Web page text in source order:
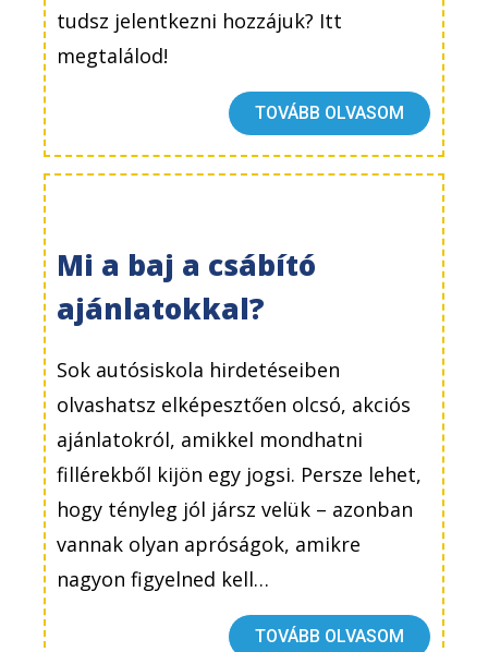
tudsz jelentkezni hozzájuk? Itt
megtalálod!
TOVÁBB OLVASOM
Mi a baj a csábító
ajánlatokkal?
Sok autósiskola hirdetéseiben
olvashatsz elképesztően olcsó, akciós
ajánlatokról, amikkel mondhatni
fillérekből kijön egy jogsi. Persze lehet,
hogy tényleg jól jársz velük – azonban
vannak olyan apróságok, amikre
nagyon figyelned kell…
TOVÁBB OLVASOM